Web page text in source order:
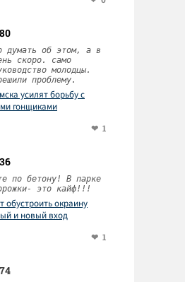
думать об этом, а в
скоро. само
молодцы.
проблему.
усилят борьбу с
гонщиками
1
по бетону! В парке
это кайф!!!
обустроить окраину
и новый вход
1